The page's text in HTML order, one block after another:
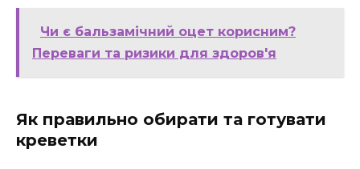
Чи є бальзамічний оцет корисним?
Переваги та ризики для здоров'я
Як правильно обирати та готувати
креветки